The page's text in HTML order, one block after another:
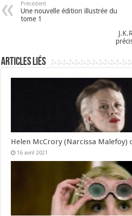
Précédent
Une nouvelle édition illustrée du
tome 1
Articles liés
Helen McCrory (Narcissa Malefoy)
16 avril 2021